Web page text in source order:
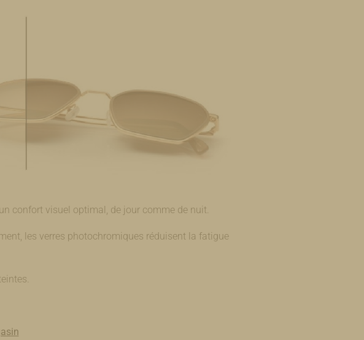
confort visuel optimal, de jour comme de nuit.
les verres photochromiques réduisent la fatigue